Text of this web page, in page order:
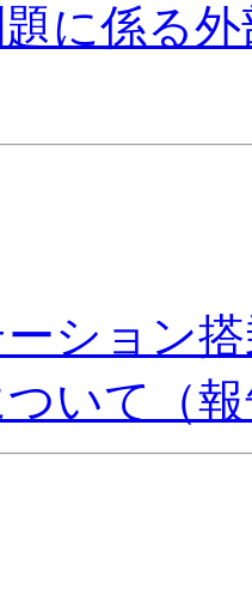
題に係る
ション
いて（